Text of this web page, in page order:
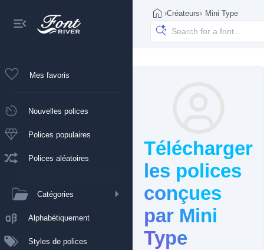
Mes favoris
Nouvelles polices
Polices populaires
Polices aléatoires
Catégories
Alphabétiquement
Styles de polices
›Créateurs› Mini Type
Télécharger
les polices
conçues
par Mini
Type